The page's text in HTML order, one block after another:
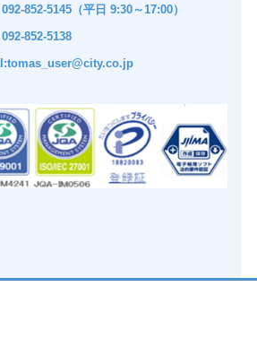
852-5145（平日 9:30～17:00）
852-5138